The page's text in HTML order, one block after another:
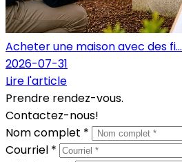
Acheter une maison avec des fi...
2026-07-31
Lire l'article
Prendre rendez-vous.
Contactez-nous!
Nom complet *
Courriel *